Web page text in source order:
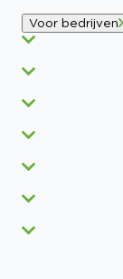
Voor bedrijven